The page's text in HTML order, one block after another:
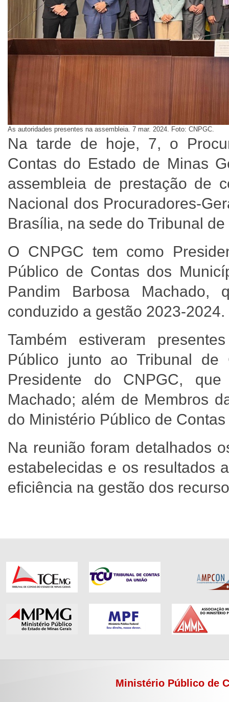
As autoridades presentes na assembleia. 7 mar. 2024. Foto: CNPGC.
Na tarde de hoje, 7, o
Contas do Estado de Minas
assembleia de prestação de
Nacional dos Procuradores-
Brasília, na sede do Tribunal
O CNPGC tem como
Público de Contas dos
Pandim Barbosa Machado,
conduzido a gestão 2023-
Também estiveram
Público junto ao Tribunal
Presidente do CNPGC,
Machado; além de Membros
do Ministério Público de
Na reunião foram detalhados
estabelecidas e os resultados
eficiência na gestão dos
Ministério Público de